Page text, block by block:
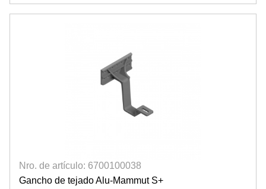
Nro. de artículo: 6700100038
Gancho de tejado Alu-Mammut S+